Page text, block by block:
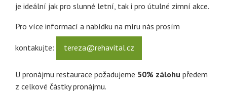
je ideální jak pro slunné letní, tak i pro útulné zimní akce.
Pro více informací a nabídku na míru nás prosím
kontakujte: tereza@rehavital.cz
U pronájmu restaurace požadujeme 50% zálohu předem
z celkové částky pronájmu.